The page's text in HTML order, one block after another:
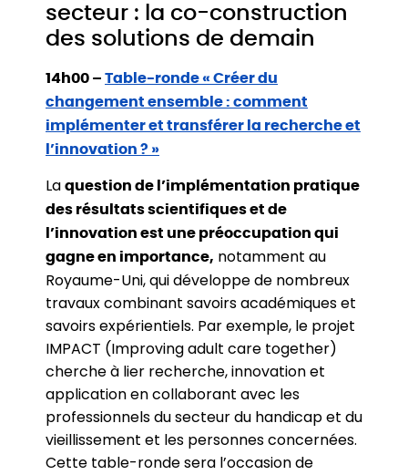
secteur : la co-construction
des solutions de demain
14h00 – Table-ronde « Créer du
changement ensemble : comment
implémenter et transférer la recherche et
l’innovation ? »
La question de l’implémentation pratique
des résultats scientifiques et de
l’innovation est une préoccupation qui
gagne en importance, notamment au
Royaume-Uni, qui développe de nombreux
travaux combinant savoirs académiques et
savoirs expérientiels. Par exemple, le projet
IMPACT (Improving adult care together)
cherche à lier recherche, innovation et
application en collaborant avec les
professionnels du secteur du handicap et du
vieillissement et les personnes concernées.
Cette table-ronde sera l’occasion de